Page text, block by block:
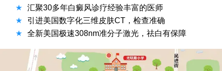
★
汇聚30多年白癜风诊疗经验丰富的医师
★
引进美国数字化三维皮肤CT，检查准确
★
全新美国极速308nm准分子激光，祛白有保障